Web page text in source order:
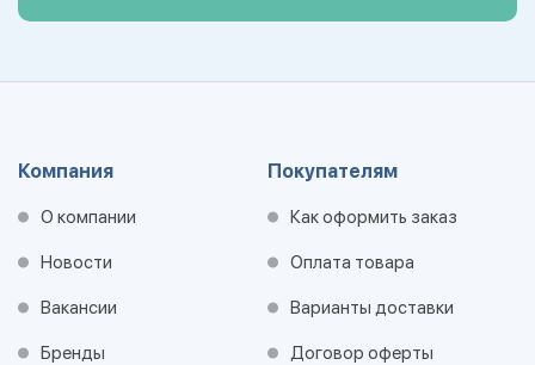
Компания
О компании
Новости
Вакансии
Бренды
Покупателям
Как оформить заказ
Оплата товара
Варианты доставки
Договор оферты